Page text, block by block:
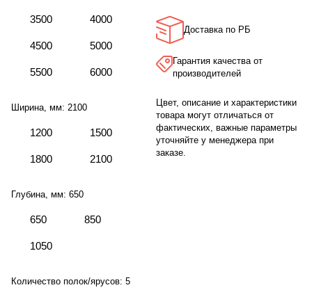
3500 4000
4500 5000
5500 6000
Ширина, мм: 2100
1200 1500
1800 2100
Глубина, мм: 650
650 850
1050
Количество полок/ярусов: 5
Доставка по РБ
Гарантия качества от
производителей
Цвет, описание и характеристики
товара могут отличаться от
фактических, важные параметры
уточняйте у менеджера при
заказе.